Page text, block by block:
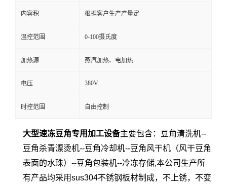
内容积 根据客户生产产量定
温控范围 0-100摄氏度
加热源 蒸汽加热、电加热
电压 380V
时控范围 自由控制
大型速冻豆角专用加工设备主要包含：豆角清洗机--
豆角杀青漂烫机--豆角冷却机--豆角风干机（风干豆角
表面的水珠）--豆角包装机--冷冻存储,本公司生产所
有产品均采用sus304不锈钢板材制成，不上锈，不变